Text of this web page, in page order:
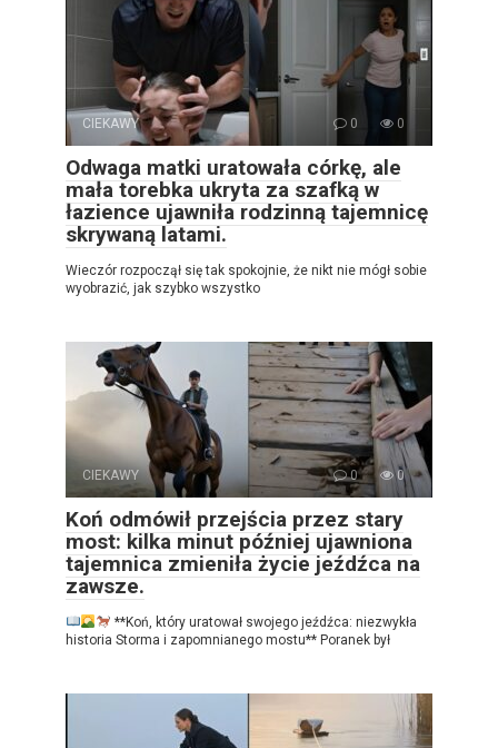
CIEKAWY 0 0
Odwaga matki uratowała córkę, ale
mała torebka ukryta za szafką w
łazience ujawniła rodzinną tajemnicę
skrywaną latami.
Wieczór rozpoczął się tak spokojnie, że nikt nie mógł sobie
wyobrazić, jak szybko wszystko
CIEKAWY 0 0
Koń odmówił przejścia przez stary
most: kilka minut później ujawniona
tajemnica zmieniła życie jeźdźca na
zawsze.
**Koń, który uratował swojego jeźdźca: niezwykła
historia Storma i zapomnianego mostu** Poranek był